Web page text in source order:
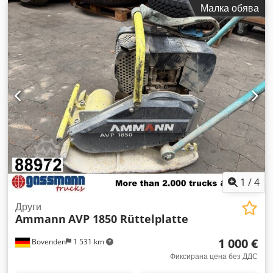
доставка по целия свят!
Малка обява
1 /4
Bovenden 1 531 km
Други
Ammann AVP 1850 Rüttelplatte
1 000 €
Фиксирана цена без ДДС